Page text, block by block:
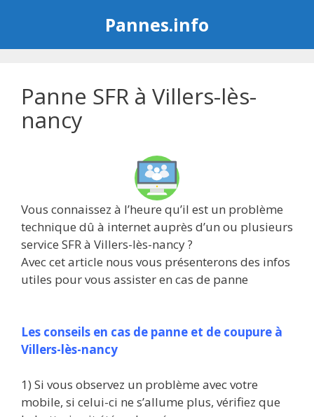
Pannes.info
Panne SFR à Villers-lès-
nancy
Vous connaissez à l’heure qu’il est un problème
technique dû à internet auprès d’un ou plusieurs
service SFR à Villers-lès-nancy ?
Avec cet article nous vous présenterons des infos
utiles pour vous assister en cas de panne
Les conseils en cas de panne et de coupure à
Villers-lès-nancy
1) Si vous observez un problème avec votre
mobile, si celui-ci ne s’allume plus, vérifiez que